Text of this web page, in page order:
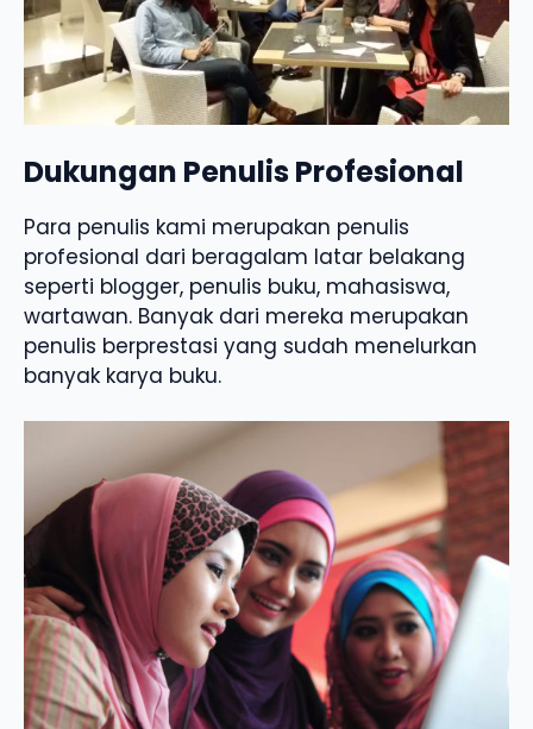
Dukungan Penulis Profesional
Para penulis kami merupakan penulis
profesional dari beragalam latar belakang
seperti blogger, penulis buku, mahasiswa,
wartawan. Banyak dari mereka merupakan
penulis berprestasi yang sudah menelurkan
banyak karya buku.